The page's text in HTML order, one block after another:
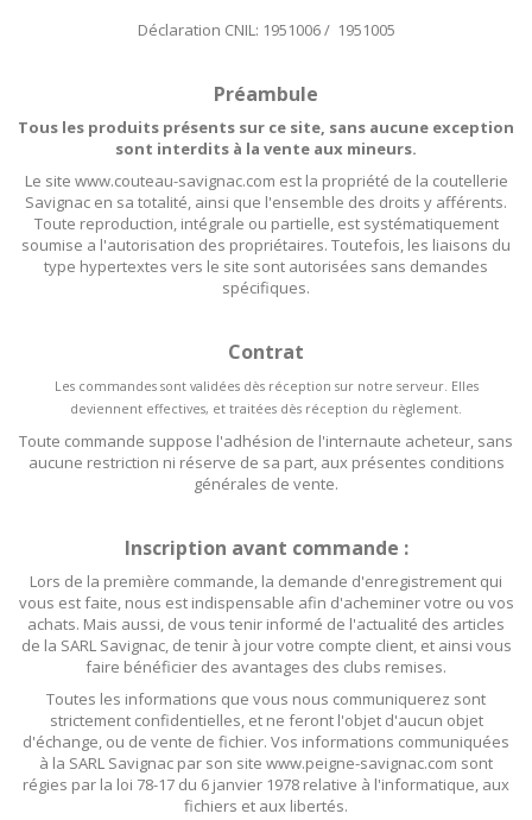
Déclaration CNIL: 1951006 / 1951005
Préambule
Tous les produits présents sur ce site, sans aucune exception
sont interdits à la vente aux mineurs.
Le site www.couteau-savignac.com est la propriété de la coutellerie
Savignac en sa totalité, ainsi que l'ensemble des droits y afférents.
Toute reproduction, intégrale ou partielle, est systématiquement
soumise a l'autorisation des propriétaires. Toutefois, les liaisons du
type hypertextes vers le site sont autorisées sans demandes
spécifiques.
Contrat
Les commandes sont validées dès réception sur notre serveur. Elles
deviennent effectives, et traitées dès réception du règlement.
Toute commande suppose l'adhésion de l'internaute acheteur, sans
aucune restriction ni réserve de sa part, aux présentes conditions
générales de vente.
Inscription avant commande :
Lors de la première commande, la demande d'enregistrement qui
vous est faite, nous est indispensable afin d'acheminer votre ou vos
achats. Mais aussi, de vous tenir informé de l'actualité des articles
de la SARL Savignac, de tenir à jour votre compte client, et ainsi vous
faire bénéficier des avantages des clubs remises.
Toutes les informations que vous nous communiquerez sont
strictement confidentielles, et ne feront l'objet d'aucun objet
d'échange, ou de vente de fichier. Vos informations communiquées
à la SARL Savignac par son site www.peigne-savignac.com sont
régies par la loi 78-17 du 6 janvier 1978 relative à l'informatique, aux
fichiers et aux libertés.